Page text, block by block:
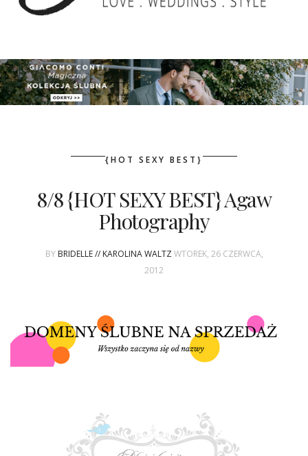
ADVERTISING
ZGŁOSZENIA
KONKURSY
{HOT SEXY BEST}
BRI GROUP
{HOT SEXY BEST}
8/8 {HOT SEXY BEST} Agaw
Photography
BY BRIDELLE // KAROLINA WALTZ WTOREK, 26 CZERWCA,
2012